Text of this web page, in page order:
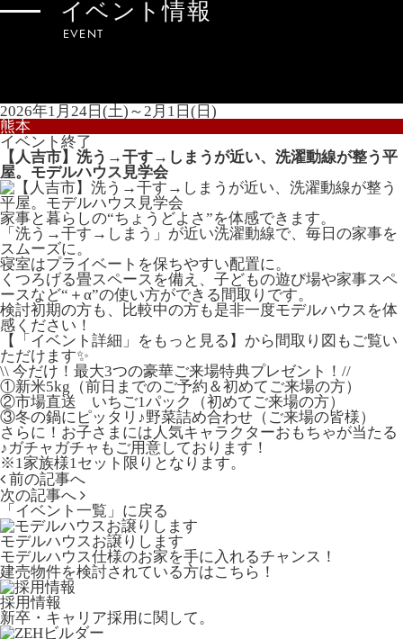
イベント情報
EVENT
2026年1月24日(土)～2月1日(日)
熊本
イベント終了
【人吉市】洗う→干す→しまうが近い、洗濯動線が整う平
屋。モデルハウス見学会
家事と暮らしの“ちょうどよさ”を体感できます。
「洗う→干す→しまう」が近い洗濯動線で、毎日の家事を
スムーズに。
寝室はプライベートを保ちやすい配置に。
くつろげる畳スペースを備え、子どもの遊び場や家事スペ
ースなど“＋α”の使い方ができる間取りです。
検討初期の方も、比較中の方も是非一度モデルハウスを体
感ください！
【「イベント詳細」をもっと見る】から間取り図もご覧い
ただけます✨
\\ 今だけ！最大3つの豪華ご来場特典プレゼント！//
①新米5kg（前日までのご予約＆初めてご来場の方）
②市場直送 いちご1パック（初めてご来場の方）
③冬の鍋にピッタリ♪野菜詰め合わせ（ご来場の皆様）
さらに！お子さまには人気キャラクターおもちゃが当たる
♪ガチャガチャもご用意しております！
※1家族様1セット限りとなります。
前の記事へ
次の記事へ
「イベント一覧」 に戻る
モデルハウスお譲りします
モデルハウス仕様のお家を手に入れるチャンス！
建売物件を検討されている方はこちら！
採用情報
新卒・キャリア採用に関して。